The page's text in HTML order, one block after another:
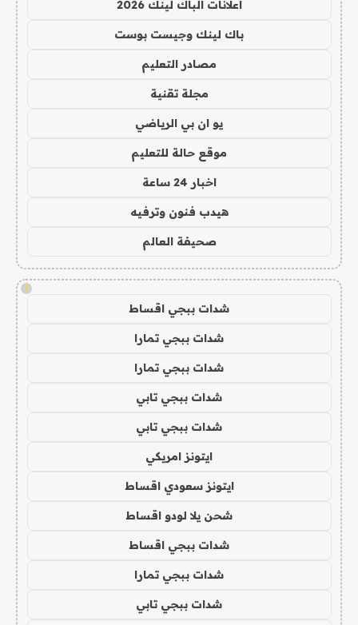
اعلانات الباك لينك 2026
باك لينك وجيست بوست
مصادر التعليم
مجلة تقنية
يو ان بي الرياضي
موقع حالة للتعليم
اخبار 24 ساعة
هيدب فنون وترفيه
صحيفة العالم
!
شدات ببجي اقساط
شدات ببجي تمارا
شدات ببجي تمارا
شدات ببجي تابي
شدات ببجي تابي
ايتونز امريكي
ايتونز سعودي اقساط
شحن يلا لودو اقساط
شدات ببجي اقساط
شدات ببجي تمارا
شدات ببجي تابي